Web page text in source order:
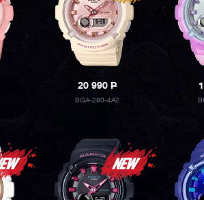
20 990P
BGA-280-4A2